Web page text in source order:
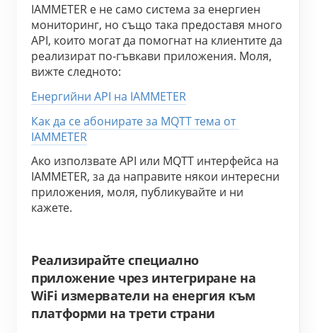
IAMMETER е не само система за енергиен
мониторинг, но също така предоставя много
API, които могат да помогнат на клиентите да
реализират по-гъвкави приложения. Моля,
вижте следното:
Енергийни API на IAMMETER
Как да се абонирате за MQTT тема от
IAMMETER
Ако използвате API или MQTT интерфейса на
IAMMETER, за да направите някои интересни
приложения, моля, публикувайте и ни
кажете.
Реализирайте специално
приложение чрез интегриране на
WiFi измерватели на енергия към
платформи на трети страни